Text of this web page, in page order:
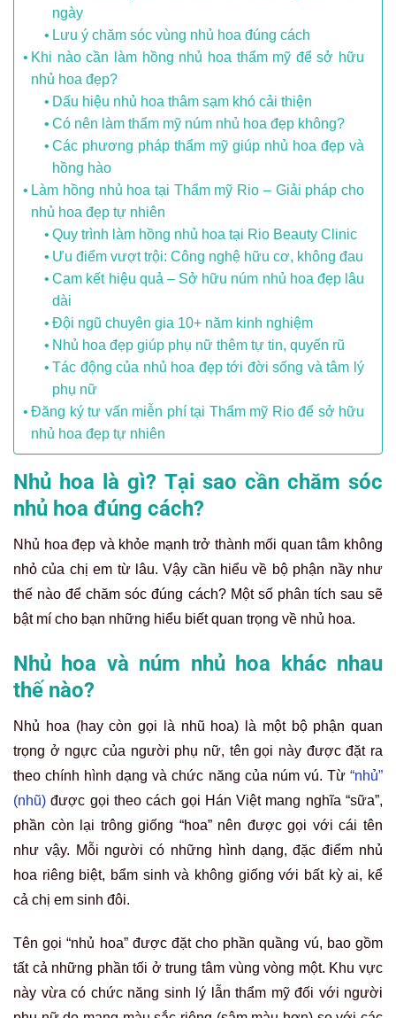
ngày
Lưu ý chăm sóc vùng nhủ hoa đúng cách
Khi nào cần làm hồng nhủ hoa thẩm mỹ để sở hữu
nhủ hoa đẹp?
Dấu hiệu nhủ hoa thâm sạm khó cải thiện
Có nên làm thẩm mỹ núm nhủ hoa đẹp không?
Các phương pháp thẩm mỹ giúp nhủ hoa đẹp và
hồng hào
Làm hồng nhủ hoa tại Thẩm mỹ Rio – Giải pháp cho
nhủ hoa đẹp tự nhiên
Quy trình làm hồng nhủ hoa tại Rio Beauty Clinic
Ưu điểm vượt trội: Công nghệ hữu cơ, không đau
Cam kết hiệu quả – Sở hữu núm nhủ hoa đẹp lâu
dài
Đội ngũ chuyên gia 10+ năm kinh nghiệm
Nhủ hoa đẹp giúp phụ nữ thêm tự tin, quyến rũ
Tác động của nhủ hoa đẹp tới đời sống và tâm lý
phụ nữ
Đăng ký tư vấn miễn phí tại Thẩm mỹ Rio để sở hữu
nhủ hoa đẹp tự nhiên
Nhủ hoa là gì? Tại sao cần chăm sóc
nhủ hoa đúng cách?
Nhủ hoa đẹp và khỏe mạnh trở thành mối quan tâm không
nhỏ của chị em từ lâu. Vậy cần hiểu về bộ phận nầy như
thế nào để chăm sóc đúng cách? Một số phân tích sau sẽ
bật mí cho bạn những hiểu biết quan trọng về nhủ hoa.
Nhủ hoa và núm nhủ hoa khác nhau
thế nào?
Nhủ hoa (hay còn gọi là nhũ hoa) là một bộ phận quan
trọng ở ngực của người phụ nữ, tên gọi này được đặt ra
theo chính hình dạng và chức năng của núm vú. Từ “nhủ”
(nhũ) được gọi theo cách gọi Hán Việt mang nghĩa “sữa”,
phần còn lại trông giống “hoa” nên được gọi với cái tên
như vậy. Mỗi người có những hình dạng, đặc điểm nhủ
hoa riêng biệt, bẩm sinh và không giống với bất kỳ ai, kể
cả chị em sinh đôi.
Tên gọi “nhủ hoa” được đặt cho phần quầng vú, bao gồm
tất cả những phần tối ở trung tâm vùng vòng một. Khu vực
này vừa có chức năng sinh lý lẫn thẩm mỹ đối với người